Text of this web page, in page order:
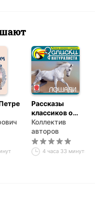
из трёх строк.
Рассказы
классиков о
животных.
Лошади
Коллектив
авторов
4 часа 33 минуты